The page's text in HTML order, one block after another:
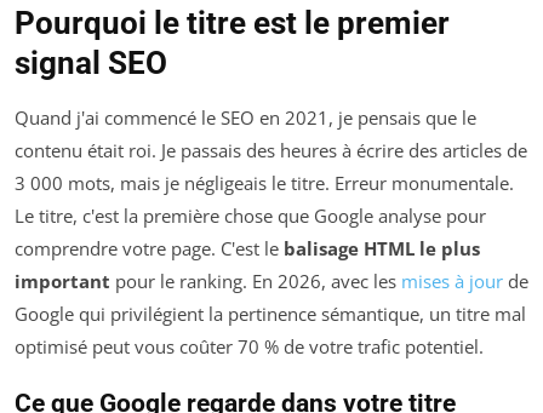
Pourquoi le titre est le premier
signal SEO
Quand j'ai commencé le SEO en 2021, je pensais que le
contenu était roi. Je passais des heures à écrire des articles de
3 000 mots, mais je négligeais le titre. Erreur monumentale.
Le titre, c'est la première chose que Google analyse pour
comprendre votre page. C'est le balisage HTML le plus
important pour le ranking. En 2026, avec les mises à jour de
Google qui privilégient la pertinence sémantique, un titre mal
optimisé peut vous coûter 70 % de votre trafic potentiel.
Ce que Google regarde dans votre titre